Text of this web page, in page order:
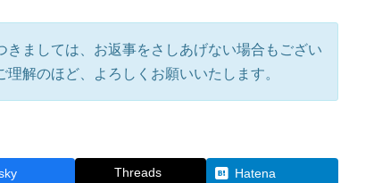
ましては、お返事をさしあげない場合もござい
解のほど、よろしくお願いいたします。
Threads Hatena